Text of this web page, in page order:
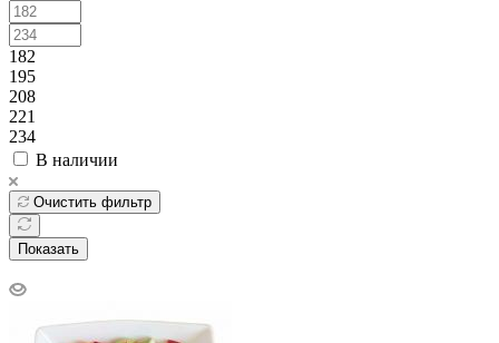
182
195
208
221
234
В наличии
Очистить фильтр
Показать